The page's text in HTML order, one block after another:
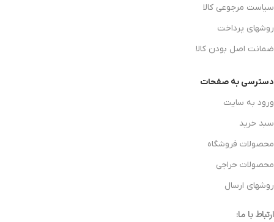
سیاست مرجوعی کالا
روشهای پرداخت
ضمانت اصل بودن کالا
دسترسی به صفحات
ورود به سایت
سبد خرید
محصولات فروشگاه
محصولات حراجی
روشهای ارسال
ارتباط با ما: